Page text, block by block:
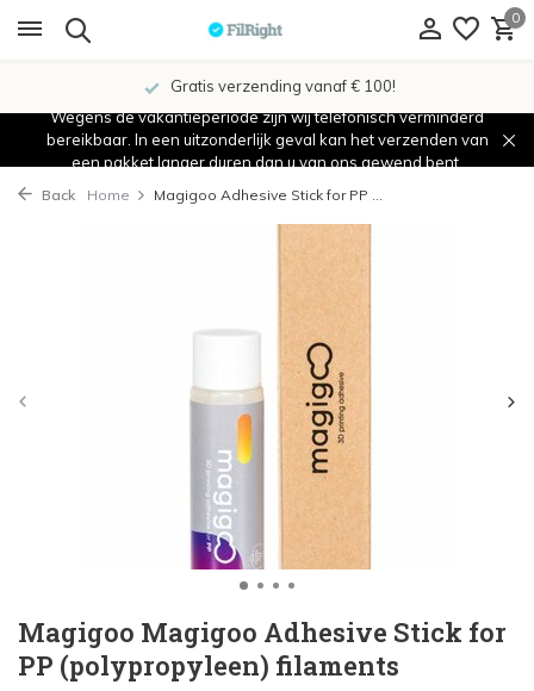
0
Gratis verzending vanaf € 100!
Wegens de vakantieperiode zijn wij telefonisch verminderd
bereikbaar. In een uitzonderlijk geval kan het verzenden van
een pakket langer duren dan u van ons gewend bent.
Back Home Magigoo Adhesive Stick for PP ...
Magigoo Magigoo Adhesive Stick for
PP (polypropyleen) filaments